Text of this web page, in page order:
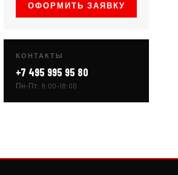
ОФОРМИТЬ ЗАЯВКУ
КОНТАКТЫ
+7 495 995 95 80
Пн–Пт: 9:00–18:00